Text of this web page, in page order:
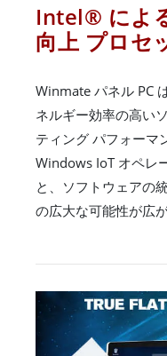
Intel® によ
向上 プロセ
Winmate パネル PC
ネルギー効率の高い
ティング パフォーマ
Windows IoT オペレ
と、ソフトウェアの
の広大な可能性が広が